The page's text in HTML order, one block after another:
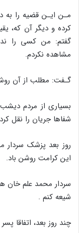
مـن ایـن قضیه را به
کرده و دیگر آن که،
گفتم: من کسى را
مشاهده نکردم.
گـفت: مطلب از آن
بسیارى از مردم
شفاها جریان را نقل
روز بعد پزشک سردار
این کرامت روشن باد.
سردار محمد علم
شیعه کنم .
چند روز بعد، اتفاقا